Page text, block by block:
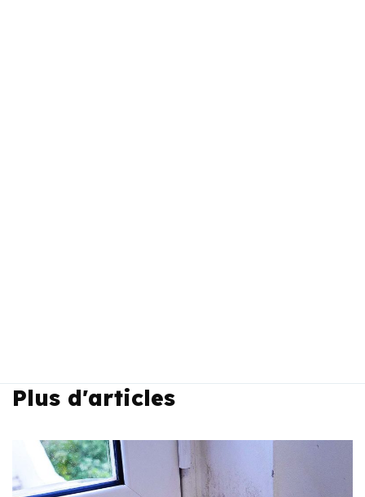
Plus d'articles